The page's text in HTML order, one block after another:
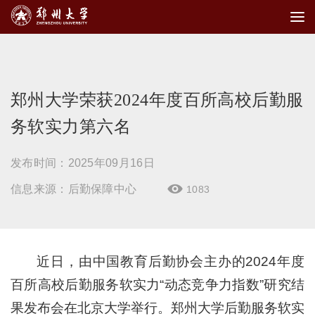
郑州大学荣获2024年度百所高校后勤服
务软实力第六名
发布时间：2025年09月16日
信息来源：后勤保障中心  1083
近日，由中国教育后勤协会主办的2024年度
百所高校后勤服务软实力“动态竞争力指数”研究结
果发布会在北京大学举行。郑州大学后勤服务软实